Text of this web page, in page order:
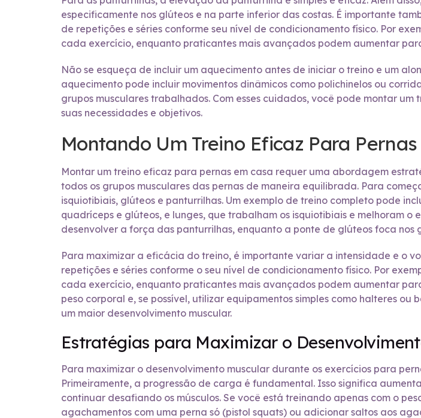
especificamente nos glúteos e na parte inferior das costas. É importante
de repetições e séries conforme seu nível de condicionamento físico. Por
cada exercício, enquanto praticantes mais avançados podem aumentar
Não se esqueça de incluir um aquecimento antes de iniciar o treino e um
aquecimento pode incluir movimentos dinâmicos como polichinelos ou
grupos musculares trabalhados. Com esses cuidados, você pode montar
suas necessidades e objetivos.
Montando Um Treino Eficaz Para
Montar um treino eficaz para pernas em casa requer uma abordagem
todos os grupos musculares das pernas de maneira equilibrada. Para
isquiotibiais, glúteos e panturrilhas. Um exemplo de treino completo pode
quadríceps e glúteos, e lunges, que trabalham os isquiotibiais e melhoram
desenvolver a força das panturrilhas, enquanto a ponte de glúteos foca nos
Para maximizar a eficácia do treino, é importante variar a intensidade e o
repetições e séries conforme o seu nível de condicionamento físico. Por
cada exercício, enquanto praticantes mais avançados podem aumentar
peso corporal e, se possível, utilizar equipamentos simples como halteres
um maior desenvolvimento muscular.
Estratégias para Maximizar o
Para maximizar o desenvolvimento muscular durante os exercícios para
Primeiramente, a progressão de carga é fundamental. Isso significa
continuar desafiando os músculos. Se você está treinando apenas com o
agachamentos com uma perna só (pistol squats) ou adicionar saltos aos